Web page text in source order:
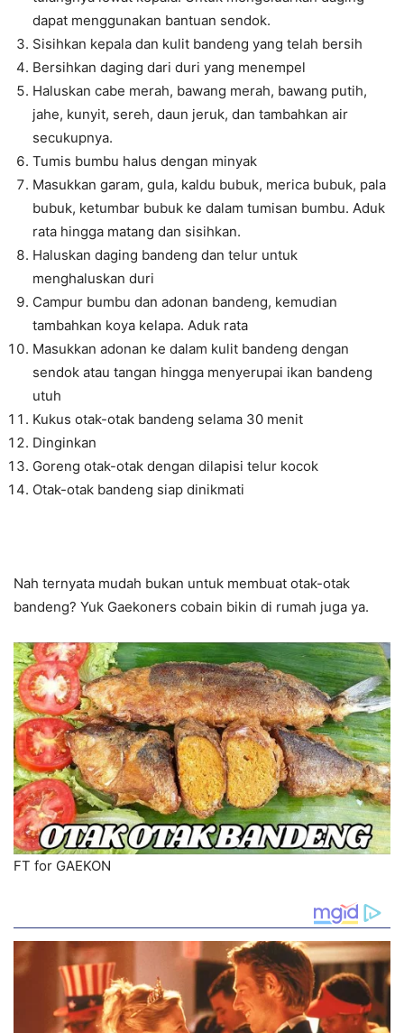
dapat menggunakan bantuan sendok.
Sisihkan kepala dan kulit bandeng yang telah bersih
Bersihkan daging dari duri yang menempel
Haluskan cabe merah, bawang merah, bawang putih,
jahe, kunyit, sereh, daun jeruk, dan tambahkan air
secukupnya.
Tumis bumbu halus dengan minyak
Masukkan garam, gula, kaldu bubuk, merica bubuk, pala
bubuk, ketumbar bubuk ke dalam tumisan bumbu. Aduk
rata hingga matang dan sisihkan.
Haluskan daging bandeng dan telur untuk
menghaluskan duri
Campur bumbu dan adonan bandeng, kemudian
tambahkan koya kelapa. Aduk rata
Masukkan adonan ke dalam kulit bandeng dengan
sendok atau tangan hingga menyerupai ikan bandeng
utuh
Kukus otak-otak bandeng selama 30 menit
Dinginkan
Goreng otak-otak dengan dilapisi telur kocok
Otak-otak bandeng siap dinikmati
Nah ternyata mudah bukan untuk membuat otak-otak
bandeng? Yuk Gaekoners cobain bikin di rumah juga ya.
FT for GAEKON